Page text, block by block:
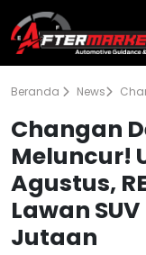
Beranda News
Changan
Meluncur!
Agustus,
Lawan
Jutaan